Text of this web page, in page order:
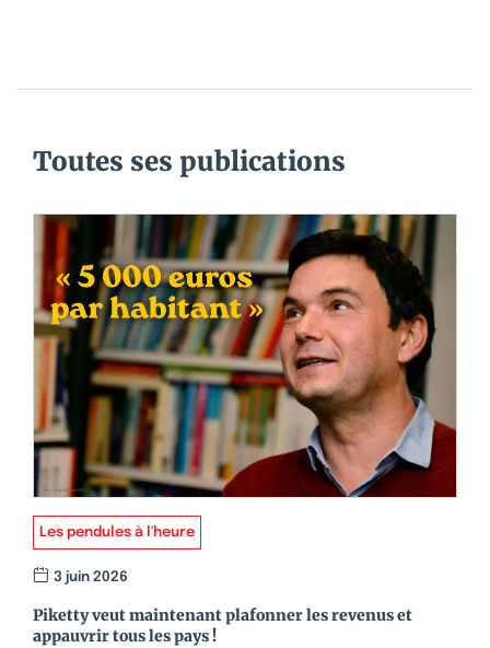
Toutes ses publications
Les pendules à l'heure
3 juin 2026
Piketty veut maintenant plafonner les revenus et
appauvrir tous les pays !